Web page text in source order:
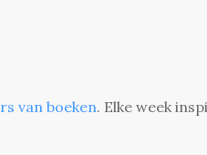
van boeken. Elke week